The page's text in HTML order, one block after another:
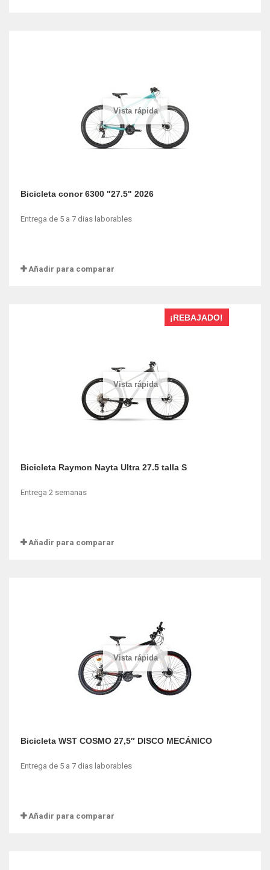
Vista rápida
Bicicleta conor 6300 "27.5" 2026
Entrega de 5 a 7 dias laborables
Añadir para comparar
Vista rápida
¡REBAJADO!
Bicicleta Raymon Nayta Ultra 27.5 talla S
Entrega 2 semanas
Añadir para comparar
Vista rápida
Bicicleta WST COSMO 27,5″ DISCO MECÁNICO
Entrega de 5 a 7 dias laborables
Añadir para comparar